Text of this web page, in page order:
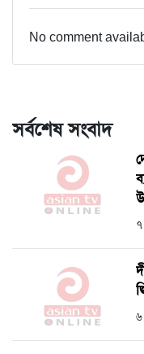
No comment
সর্বশেষ সংবাদ